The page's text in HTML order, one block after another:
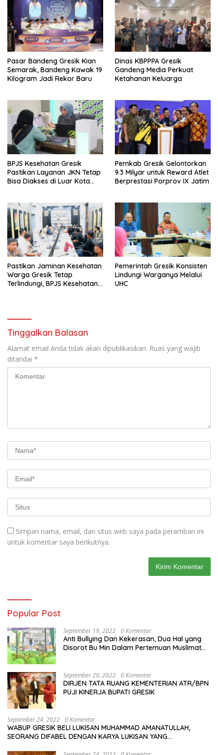
Pasar Bandeng Gresik Kian
Semarak, Bandeng Kawak 19
Kilogram Jadi Rekor Baru
Dinas KBPPPA Gresik
Gandeng Media Perkuat
Ketahanan Keluarga
BPJS Kesehatan Gresik
Pastikan Layanan JKN Tetap
Bisa Diakses di Luar Kota
Pemkab Gresik Gelontorkan
9.3 Milyar untuk Reward Atlet
Berprestasi Porprov IX Jatim
Pastikan Jaminan Kesehatan
Warga Gresik Tetap
Terlindungi, BPJS Kesehatan
Pemerintah Gresik Konsisten
Lindungi Warganya Melalui
UHC
Tinggalkan Balasan
Alamat email Anda tidak akan dipublikasikan. Ruas yang wajib
ditandai *
Simpan nama, email, dan situs web saya pada peramban ini
untuk komentar saya berikutnya.
Popular Post
September 19, 2022 0 Komentar
Anti Bullying Dan Kekerasan, Dua Hal yang
Disorot Bu Min Dalam Pertemuan Muslimat
September 20, 2022 0 Komentar
DIRJEN TATA RUANG KEMENTERIAN ATR/BPN
PUJI KINERJA BUPATI GRESIK
September 24, 2022 0 Komentar
WABUP GRESIK BELI LUKISAN MUHAMMAD AMANATULLAH,
SEORANG DIFABEL DENGAN KARYA LUKISAN YANG